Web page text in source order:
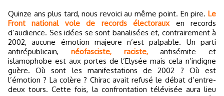
Quinze ans plus tard, nous revoici au même point. En pire. Le
Front national vole de records électoraux en records
d’audience. Ses idées se sont banalisées et, contrairement à
2002, aucune émotion majeure n’est palpable. Un parti
antirépublicain, néofasciste, raciste,antisémite et
islamophobe est aux portes de l’Elysée mais cela n’indigne
guère. Où sont les manifestations de 2002 ? Où est
l’émotion ? La colère ? Chirac avait refusé le débat d’entre-
deux tours. Cette fois, la confrontation télévisée aura lieu